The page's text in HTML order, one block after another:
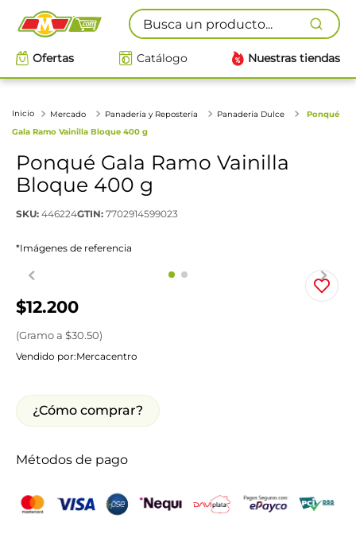
Busca un producto...
Ofertas Catálogo Nuestras tiendas
Mercado Panadería y Repostería Panadería Dulce
Ponqué
Gala Ramo Vainilla Bloque 400 g
Ponqué Gala Ramo Vainilla
Bloque 400 g
SKU: 446224GTIN: 7702914599023
*Imágenes de referencia
$12.200
(Gramoa $30.50)
Vendido por:Mercacentro
¿Cómo comprar?
Métodos de pago